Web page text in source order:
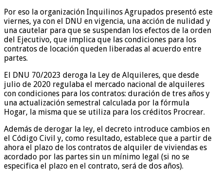
Por eso la organización Inquilinos Agrupados presentó este
viernes, ya con el DNU en vigencia, una acción de nulidad y
una cautelar para que se suspendan los efectos de la orden
del Ejecutivo, que implica que las condiciones para los
contratos de locación queden liberadas al acuerdo entre
partes.
El DNU 70/2023 deroga la Ley de Alquileres, que desde
julio de 2020 regulaba el mercado nacional de alquileres
con condiciones para los contratos: duración de tres años y
una actualización semestral calculada por la fórmula
Hogar, la misma que se utiliza para los créditos Procrear.
Además de derogar la ley, el decreto introduce cambios en
el Código Civil y, como resultado, establece que a partir de
ahora el plazo de los contratos de alquiler de viviendas es
acordado por las partes sin un mínimo legal (si no se
especifica el plazo en el contrato, será de dos años).